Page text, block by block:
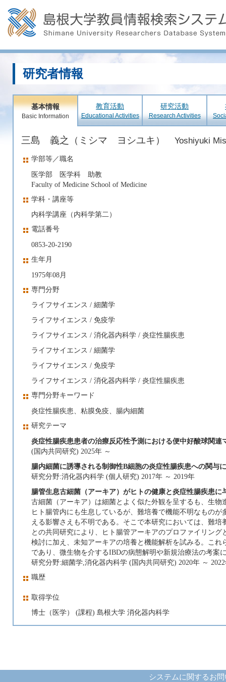
研究者情報
基本情報
Basic Information
教育活動
Educational Activities
研究活動
Research Activities
三島 義之（ミシマ ヨシユキ） Yoshiyuki
学部等／職名
医学部 医学科 助教
Faculty of Medicine School of Medicine
学科・講座等
内科学講座（内科学第二）
電話番号
0853-20-2190
生年月
1975年08月
専門分野
ライフサイエンス / 細菌学
ライフサイエンス / 免疫学
ライフサイエンス / 消化器内科学 / 炎症性腸疾患
ライフサイエンス / 細菌学
ライフサイエンス / 免疫学
ライフサイエンス / 消化器内科学 / 炎症性腸疾患
専門分野キーワード
炎症性腸疾患、粘膜免疫、腸内細菌
研究テーマ
炎症性腸疾患患者の治療反応性予測における便中好酸球関連
(国内共同研究) 2025年 ～
腸内細菌に誘導される制御性B細胞の炎症性腸疾患への関与
研究分野:消化器内科学 (個人研究) 2017年 ～ 2019年
腸管生息古細菌（アーキア）がヒトの健康と炎症性腸疾患に
古細菌（アーキア）は細菌とよく似た外観を呈するも、生
ヒト腸管内にも生息しているが、難培養で機能不明なもの
える影響さえも不明である。そこで本研究においては、難
との共同研究により、ヒト腸管アーキアのプロファイリン
検討に加え、未知アーキアの培養と機能解析を試みる。こ
であり、微生物を介するIBDの病態解明や新規治療法の考案
研究分野:細菌学,消化器内科学 (国内共同研究) 2020年 ～
職歴
取得学位
博士（医学） (課程) 島根大学 消化器内科学
システムに関するお